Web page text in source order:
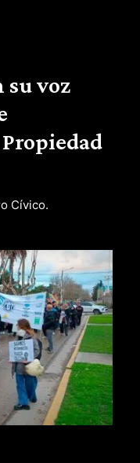
su voz
Cívico.